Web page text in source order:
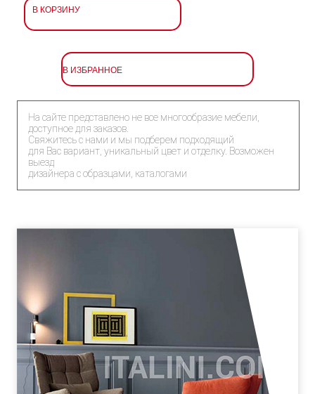
В КОРЗИНУ
В ИЗБРАННОЕ
На сайте представлено не все многообразие мебели,
доступное для заказов.
Свяжитесь с нами и мы подберем подходящий
для Вас вариант, уникальный цвет и отделку. Возможен
выезд
дизайнера с образцами, каталогами